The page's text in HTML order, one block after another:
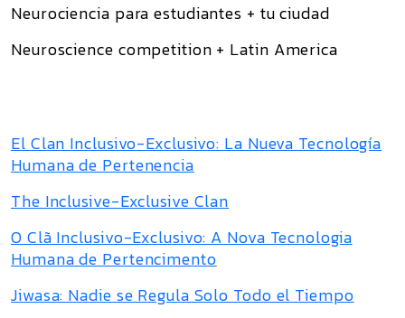
Neurociencia para estudiantes + tu ciudad
Neuroscience competition + Latin America
El Clan Inclusivo-Exclusivo: La Nueva Tecnología
Humana de Pertenencia
The Inclusive-Exclusive Clan
O Clã Inclusivo-Exclusivo: A Nova Tecnologia
Humana de Pertencimento
Jiwasa: Nadie se Regula Solo Todo el Tiempo